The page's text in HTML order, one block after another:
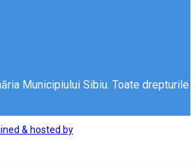
Municipiului Sibiu. Toate drepturile
& hosted by